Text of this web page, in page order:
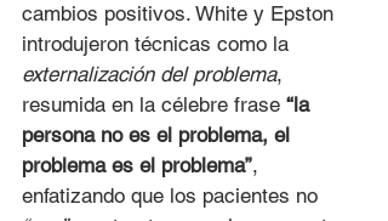
cambios positivos. White y Epston
introdujeron técnicas como la
externalización del problema,
resumida en la célebre frase “la
persona no es el problema, el
problema es el problema”,
enfatizando que los pacientes no